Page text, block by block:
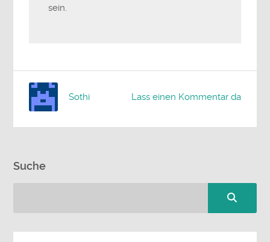
sein.
Lass einen Kommentar da
Sothi
Suche